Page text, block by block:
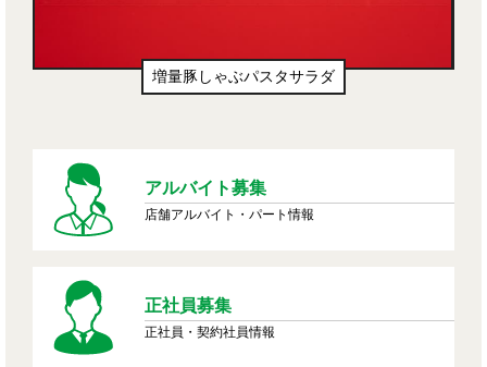
アルバイト募集
店舗アルバイト・パート情報
正社員募集
正社員・契約社員情報